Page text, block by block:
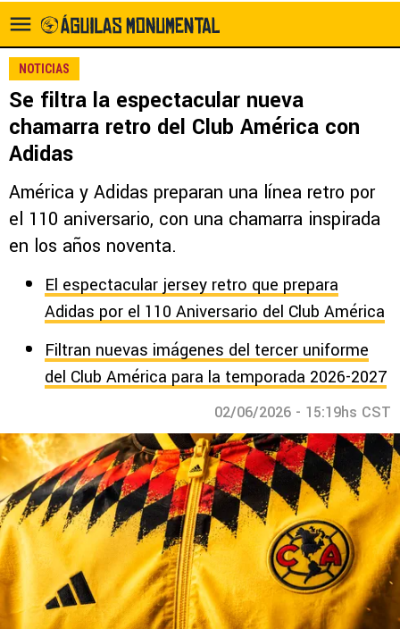
NOTICIAS
Se filtra la espectacular nueva
chamarra retro del Club América con
Adidas
América y Adidas preparan una línea retro por
el 110 aniversario, con una chamarra inspirada
en los años noventa.
El espectacular jersey retro que prepara
Adidas por el 110 Aniversario del Club América
Filtran nuevas imágenes del tercer uniforme
del Club América para la temporada 2026-2027
02/06/2026 - 15:19hs CST